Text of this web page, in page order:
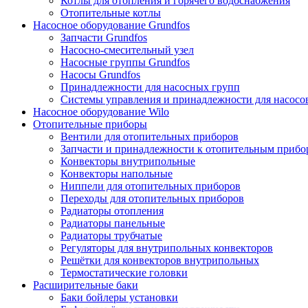
Отопительные котлы
Насосное оборудование Grundfos
Запчасти Grundfos
Насосно-смесительный узел
Насосные группы Grundfos
Насосы Grundfos
Принадлежности для насосных групп
Системы управления и принадлежности для
Насосное оборудование Wilo
Отопительные приборы
Вентили для отопительных приборов
Запчасти и принадлежности к отопительным
Конвекторы внутрипольные
Конвекторы напольные
Ниппели для отопительных приборов
Переходы для отопительных приборов
Радиаторы отопления
Радиаторы панельные
Радиаторы трубчатые
Регуляторы для внутрипольных конвекторов
Решётки для конвекторов внутрипольных
Термостатические головки
Расширительные баки
Баки бойлеры установки